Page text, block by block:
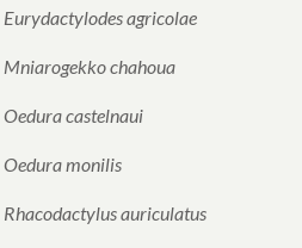
Eurydactylodesagricolae
Mniarogekko chahoua
Oedura castelnaui
Oedura monilis
Rhacodactylusauriculatus